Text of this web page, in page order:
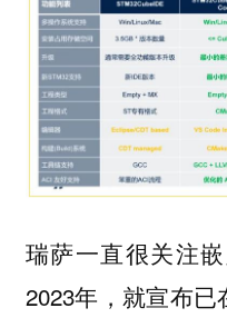
瑞萨一直很关注
2023年，就宣布已